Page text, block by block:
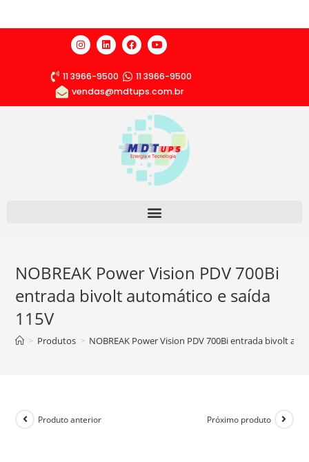
11 3966-9500
11 3966-9500
vendas@mdtups.com.br
NOBREAK Power Vision PDV 700Bi
entrada bivolt automático e saída
115V
> Produtos > NOBREAK Power Vision PDV 700Bi entrada bivolt
Produto anterior Próximo produto